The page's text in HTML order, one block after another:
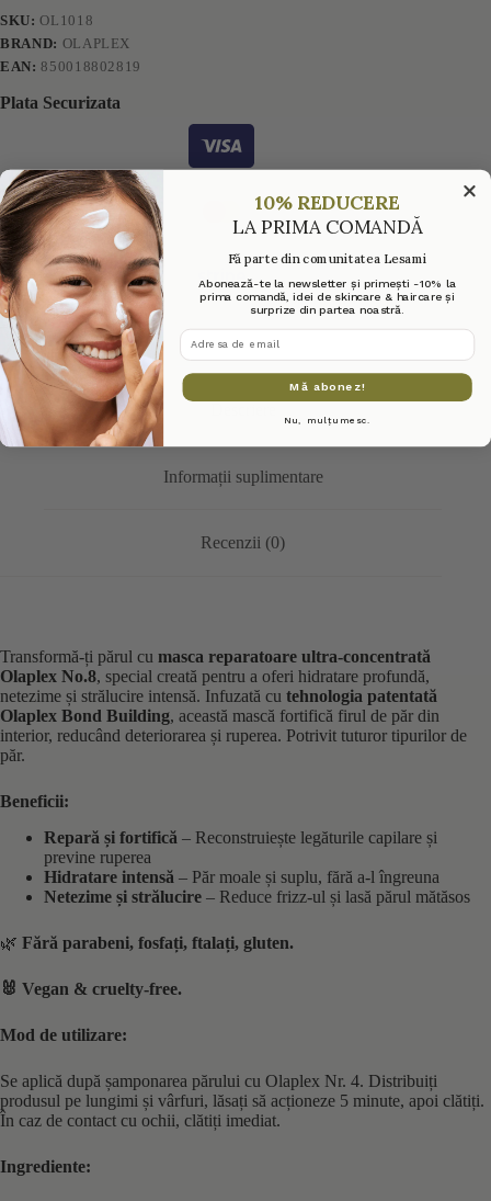
SKU:OL1018
BRAND: OLAPLEX
EAN:850018802819
Plata Securizata
Informații suplimentare
Recenzii (0)
Transformă-ți părul cu masca reparatoare ultra-concentrată
Olaplex No.8, special creată pentru a oferi hidratare profundă,
netezime și strălucire intensă. Infuzată cu tehnologia patentată
Olaplex Bond Building, această mască fortifică firul de păr din
interior, reducând deteriorarea și ruperea. Potrivit tuturor tipurilor de
păr.
Beneficii:
Repară și fortifică – Reconstruiește legăturile capilare și
previne ruperea
Hidratare intensă – Păr moale și suplu, fără a-l îngreuna
Netezime și strălucire – Reduce frizz-ul și lasă părul mătăsos
🌿 Fără parabeni, fosfați, ftalați, gluten.
🐰 Vegan & cruelty-free.
Mod de utilizare:
Se aplică după șamponarea părului cu Olaplex Nr. 4. Distribuiți
produsul pe lungimi și vârfuri, lăsați să acționeze 5 minute, apoi clătiți.
În caz de contact cu ochii, clătiți imediat.
Ingrediente:
10% REDUCERE
LA PRIMA COMANDĂ
Fă parte din comunitatea Lesami
Abonează-te la newsletter și primești -10% la
prima comandă, idei de skincare & haircare și
surprize din partea noastră.
adresa de email
Mă abonez!
Nu, mulțumesc.